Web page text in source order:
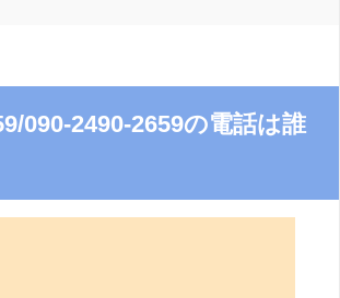
090-2490-2659の電話は誰